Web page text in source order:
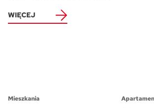
WIĘCEJ
Mieszkania